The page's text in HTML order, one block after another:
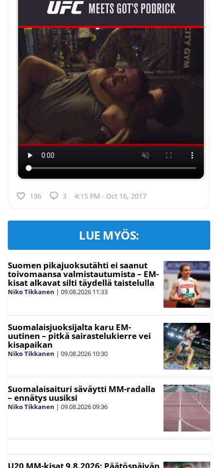
136 3 4:15 PM · Oct 16, 2017
LUE MYÖS:
Suomen pikajuoksutähti ei saanut
toivomaansa valmistautumista – EM-
kisat alkavat silti täydellä taistelulla
Niko Tikkanen | 09.08.2026 11:33
Suomalaisjuoksijalta karu EM-
uutinen – pitkä sairastelukierre vei
kisapaikan
Niko Tikkanen | 09.08.2026 10:30
Suomalaisaituri säväytti MM-radalla
– ennätys uusiksi
Niko Tikkanen | 09.08.202609:36